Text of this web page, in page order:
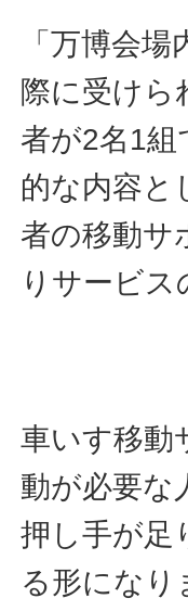
「万博会
際に受けら
者が2名1組
的な内容と
者の移動サ
りサービス
車いす移動
動が必要な
押し手が足
る形になり